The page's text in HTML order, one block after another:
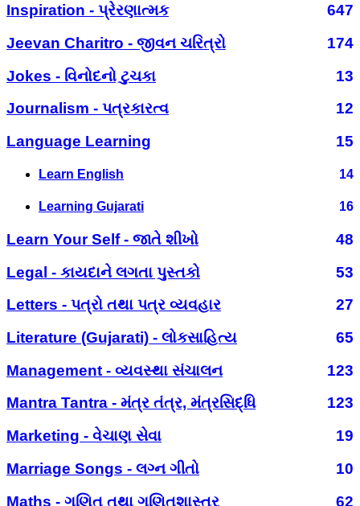
Inspiration - પ્રેરણાત્મક
647
Jeevan Charitro - જીવન ચરિત્રો
174
Jokes - વિનોદનો ટુચકા
13
Journalism - પત્રકારત્વ
12
Language Learning
15
Learn English 14
Learning Gujarati 16
Learn Your Self - જાતે શીખો
48
Legal - કાયદાને લગતા પુસ્તકો
53
Letters - પત્રો તથા પત્ર વ્યવહાર
27
Literature (Gujarati) - લોકસાહિત્ય
65
Management - વ્યવસ્થા સંચાલન
123
Mantra Tantra - મંત્ર તંત્ર, મંત્રસિદ્ધિ
123
Marketing - વેચાણ સેવા
19
Marriage Songs - લગ્ન ગીતો
10
Maths - ગણિત તથા ગણિતશાસ્ત્ર
62